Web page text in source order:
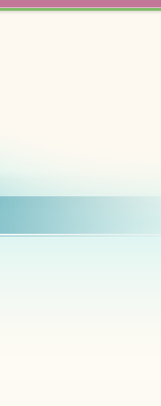
動情報｜